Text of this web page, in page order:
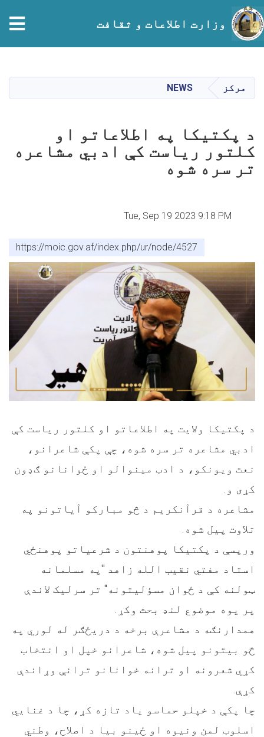
content
وزارت اطلاعات و ثقافت
مرکز NEWS
د پکتیکا په اطلاعاتو او
کلتور ریاست کې ادبي مشاعره
تر سره شوه
Tue, Sep 19 2023 9:18 PM
https://moic.gov.af/index.php/ur/node/4527
د پکتیکا ولایت په اطلاعاتو او کلتور ریاست کې
ادبي مشاعره تر سره شوه، چې پکې شاعرانو،
نعت ویونکو، د ادب مینوالو او ځوانانو ګډون
کړی و.
مشاعره د قرآنکریم د څو مبارکو آیاتونو په
تلاوت پیل شوه.
ورپسې د پکتيکا پوهنتون د شرعياتو پوهنځي
استاد مفتي نقيب الله زاهد ''په مسلمانه
ټولنه کې د ځوان مسؤليتونه" تر سرليک لاندې
پر یوه موضوع لنډ بحث وکړ.
همدارنګه د مشاعرې برخه د دريځګر له لوري په
څو بيتونو پيل شوه، شاعرانو خپل او انتخاب
کړي شعرونه او ترانه خوانانو ترانې وړاندې
کړې.
چا پکې د خپلو حماسو ياد تازه کړ، چا د غنايي
اسلوب لمن ونيوه او ځينو بيا د اصلاح، وطني